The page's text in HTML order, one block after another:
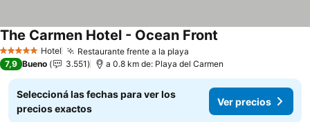
5 Estrellas Hotel Restaurante frente a la playa
The Carmen Hotel - Ocean Front
7,9 Bueno 3.551 a 0.8 km de: Playa del Carmen
Seleccioná las fechas para ver los
precios exactos
Ver precios